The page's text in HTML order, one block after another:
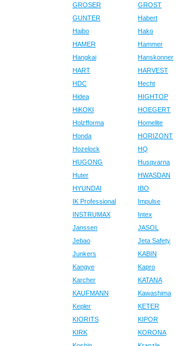
GROSER
GROST
GUNTER
Habert
Haibo
Hako
HAMER
Hammer
Hangkai
Hanskonner
HART
HARVEST
HDC
Hecht
Hidea
HIGHTOP
HiKOKI
HOEGERT
Holzfforma
Homelite
Honda
HORIZONT
Hozelock
HQ
HUGONG
Husqvarna
Huter
HWASDAN
HYUNDAI
IBO
IK Professional
Impulse
INSTRUMAX
Intex
Janssen
JASOL
Jebao
Jeta Safety
Junkers
KABIN
Kangye
Kapro
Karcher
KATANA
KAUFMANN
Kawashima
Kepler
KETER
KIORITS
KIPOR
KIRK
KORONA